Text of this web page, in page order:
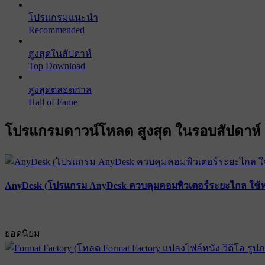
โปรแกรมแนะนำ
Recommended
สูงสุดในสัปดาห์
Top Download
สูงสุดตลอดกาล
Hall of Fame
โปรแกรมดาวน์โหลด สูงสุด ในรอบสัปดาห์
AnyDesk (โปรแกรม AnyDesk ควบคุมคอมพิวเตอร์ระยะไกล ใช้
ยอดนิยม